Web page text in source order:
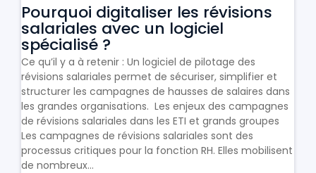
Pourquoi digitaliser les révisions
salariales avec un logiciel
spécialisé ?
Ce qu’il y a à retenir : Un logiciel de pilotage des
révisions salariales permet de sécuriser, simplifier et
structurer les campagnes de hausses de salaires dans
les grandes organisations. Les enjeux des campagnes
de révisions salariales dans les ETI et grands groupes
Les campagnes de révisions salariales sont des
processus critiques pour la fonction RH. Elles mobilisent
de nombreux...